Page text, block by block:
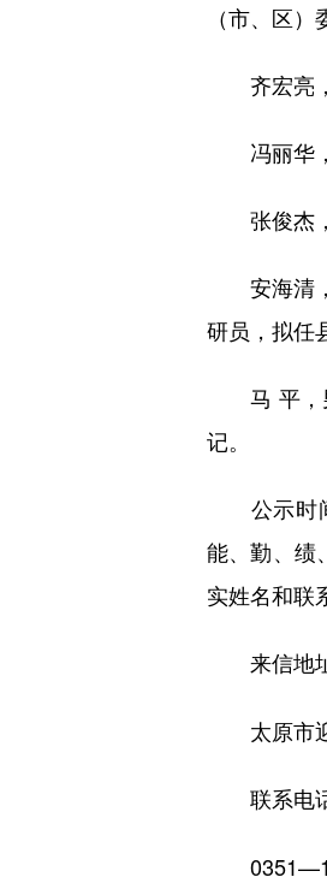
（市、区）
齐宏亮，
冯丽华，
张俊杰，
安海清，
研员，拟任
马 平，男
记。
公示时间
能、勤、绩
实姓名和联
来信地
太原市迎
联系电